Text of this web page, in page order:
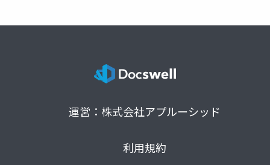
運営：株式会社アプルーシッド
利用規約